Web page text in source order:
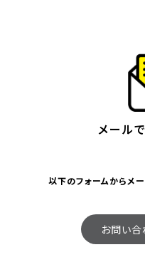
メール
以下のフォームからメ
お問い合